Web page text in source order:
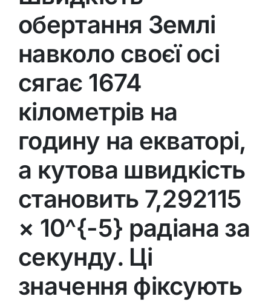
обертання Землі
навколо своєї осі
сягає 1674
кілометрів на
годину на екваторі,
а кутова швидкість
становить 7,292115
× 10^{-5} радіана за
секунду. Ці
значення фіксують